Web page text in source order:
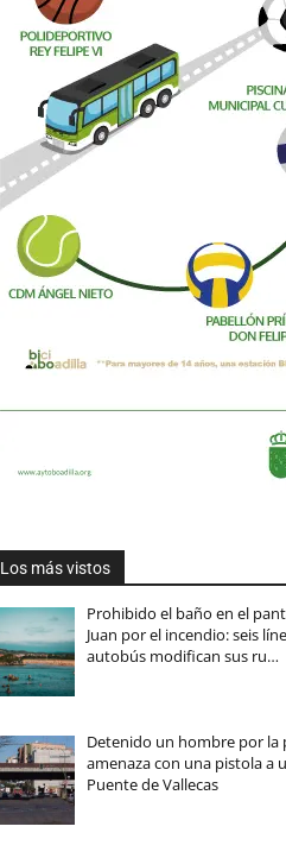
Los más vistos
Prohibido el baño en el
Juan por el incendio: seis
autobús modifican sus ru…
Detenido un hombre por la
amenaza con una pistola a
Puente de Vallecas